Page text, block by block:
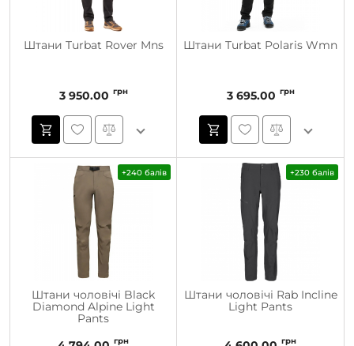
Штани Turbat Rover Mns
3 950.00 грн
Штани Turbat Polaris Wmn
3 695.00 грн
+240 балів
Штани чоловічі Black
Diamond Alpine Light
Pants
грн
+230 балів
Штани чоловічі Rab Incline
Light Pants
грн